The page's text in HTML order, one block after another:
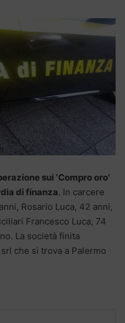
sui ‘Compro oro’
di finanza. In carcere
Rosario Luca, 42 anni,
Francesco Luca, 74
La società finita
che si trova a Palermo